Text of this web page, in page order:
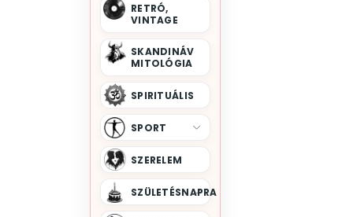
Flash
Frédi És Béni
Gyűrűk Ura
Harry Potter
Hobbit
Horror Filmek
House Of Cards
Hulk
RETRÓ,
VINTAGE
SKANDINÁV
MITOLÓGIA
SPIRITUÁLIS
SPORT
SZERELEM
SZÜLETÉSNAPRA